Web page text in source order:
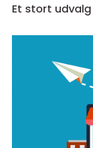
Et stort